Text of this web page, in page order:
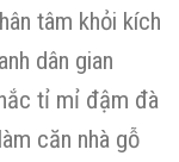
tâm khỏi kích
dân gian
tỉ mỉ đậm đà
căn nhà gỗ